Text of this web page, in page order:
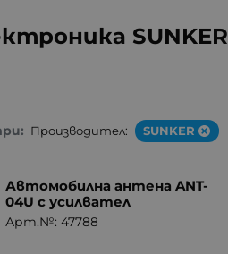
SUNKER
Производител: SUNKER
Автомобилна антена ANT-
04U с усилвател
Арт.№: 47788